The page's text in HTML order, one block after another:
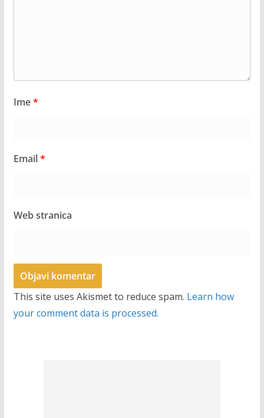
Ime*
Email*
Web stranica
This site uses Akismet to reduce spam. Learn how
your comment data is processed.